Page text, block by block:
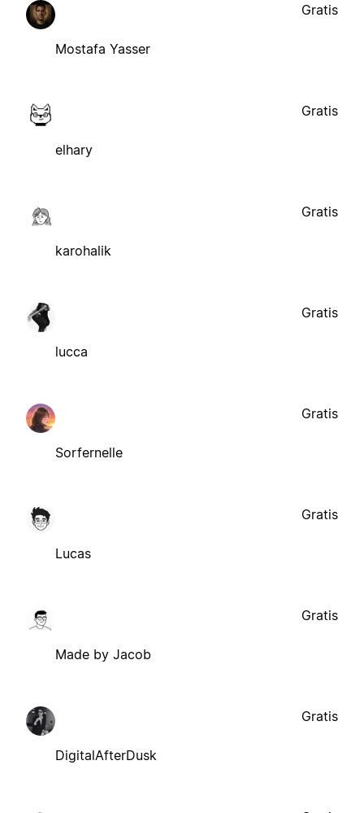
Mostafa Yasser
Gratis
elhary
Gratis
karohalik
Gratis
lucca
Gratis
Sorfernelle
Gratis
Lucas
Gratis
Made by Jacob
Gratis
DigitalAfterDusk
Gratis